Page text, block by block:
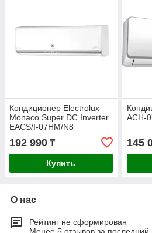
Кондиционер Electrolux
Monaco Super DC Inverter
EACS/I-07HM/N8
192 990 ₸
Купить
ACH-
145
О нас
Рейтинг не сформирован